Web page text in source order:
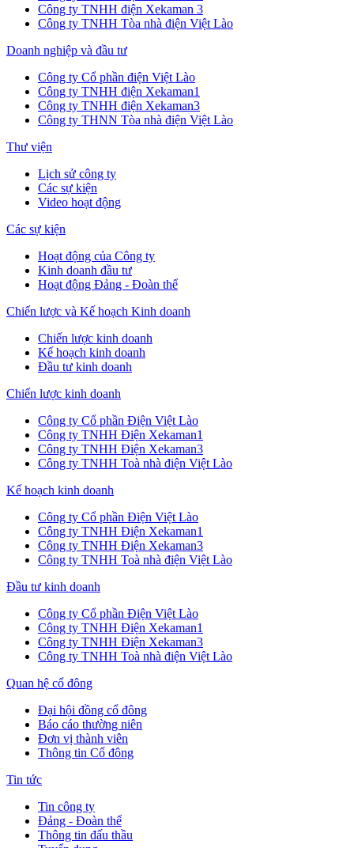
Công ty TNHH điện Xekaman 3
Công ty TNHH Tòa nhà điện Việt Lào
Doanh nghiệp và đầu tư
Công ty Cổ phần điện Việt Lào
Công ty TNHH điện Xekaman1
Công ty TNHH điện Xekaman3
Công ty THNN Tòa nhà điện Việt Lào
Thư viện
Lịch sử công ty
Các sự kiện
Video hoạt động
Các sự kiện
Hoạt động của Công ty
Kinh doanh đầu tư
Hoạt động Đảng - Đoàn thể
Chiến lược và Kế hoạch Kinh doanh
Chiến lược kinh doanh
Kế hoạch kinh doanh
Đầu tư kinh doanh
Chiến lược kinh doanh
Công ty Cổ phần Điện Việt Lào
Công ty TNHH Điện Xekaman1
Công ty TNHH Điện Xekaman3
Công ty TNHH Toà nhà điện Việt Lào
Kế hoạch kinh doanh
Công ty Cổ phần Điện Việt Lào
Công ty TNHH Điện Xekaman1
Công ty TNHH Điện Xekaman3
Công ty TNHH Toà nhà điện Việt Lào
Đầu tư kinh doanh
Công ty Cổ phần Điện Việt Lào
Công ty TNHH Điện Xekaman1
Công ty TNHH Điện Xekaman3
Công ty TNHH Toà nhà điện Việt Lào
Quan hệ cổ đông
Đại hội đồng cổ đông
Báo cáo thường niên
Đơn vị thành viên
Thông tin Cổ đông
Tin tức
Tin công ty
Đảng - Đoàn thể
Thông tin đấu thầu